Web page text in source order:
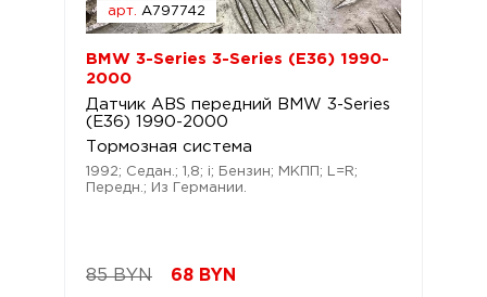
арт. A797742
BMW 3-Series 3-Series (E36) 1990-
2000
Датчик ABS передний BMW 3-Series
(E36) 1990-2000
Тормозная система
1992; Седан.; 1,8; i; Бензин; МКПП; L=R;
Передн.; Из Германии.
85 BYN 68 BYN